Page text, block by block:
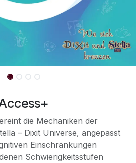
die Mechaniken der
– Dixit Universe, angepasst
Einschränkungen
Schwierigkeitsstufen